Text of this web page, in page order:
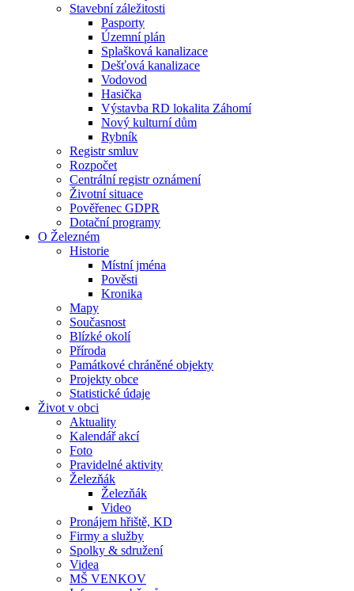
Stavební záležitosti
Pasporty
Územní plán
Splašková kanalizace
Dešťová kanalizace
Vodovod
Hasička
Výstavba RD lokalita Záhomí
Nový kulturní dům
Rybník
Registr smluv
Rozpočet
Centrální registr oznámení
Životní situace
Pověřenec GDPR
Dotační programy
O Železném
Historie
Místní jména
Pověsti
Kronika
Mapy
Současnost
Blízké okolí
Příroda
Památkové chráněné objekty
Projekty obce
Statistické údaje
Život v obci
Aktuality
Kalendář akcí
Foto
Pravidelné aktivity
Železňák
Železňák
Video
Pronájem hřiště, KD
Firmy a služby
Spolky & sdružení
Videa
MŠ VENKOV